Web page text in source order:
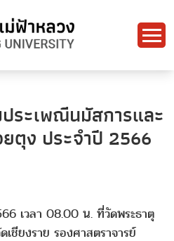
ระเพณีนมัสการและ
ตุง ประจำปี 2566
เวลา 08.00 น. ที่วัดพระธาตุ
ชียงราย รองศาสตราจารย์